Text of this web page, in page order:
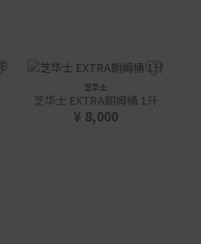
芝华士
芝华士 EXTRA朗姆桶 1升
¥ 8,000